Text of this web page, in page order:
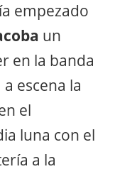
empezado
un
en la banda
escena la
el
luna con el
a la